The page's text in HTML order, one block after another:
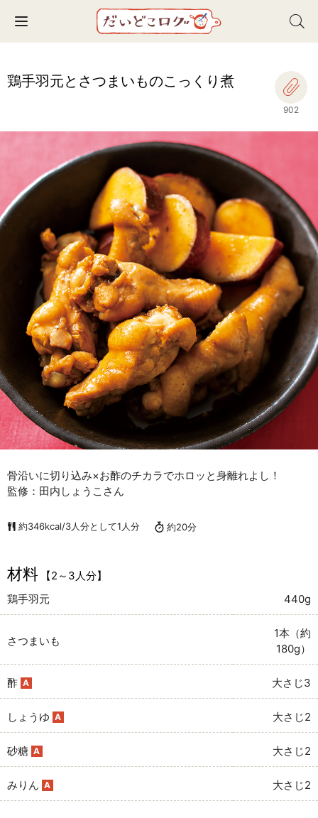
Toggle navigation
鶏手羽元とさつまいものこっくり煮
902
骨沿いに切り込み×お酢のチカラでホロッと身離れよし！
監修：田内しょうこさん
約346kcal/3人分として1人分 約20分
材料
【2～3人分】
鶏手羽元
440g
さつまいも
1本（約
180g）
酢 A 大さじ3
しょうゆ A 大さじ2
砂糖 A 大さじ2
みりん A 大さじ2